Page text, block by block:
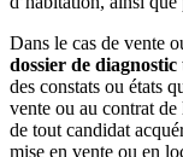
Dans le cas de vente
dossier de
des constats ou états
vente ou au contrat
de tout candidat
mise en vente ou en